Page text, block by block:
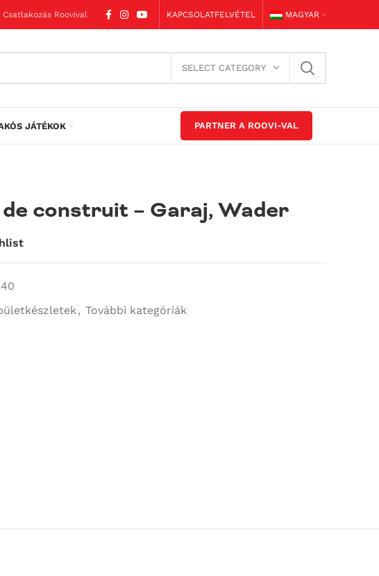
Csatlakozás Roovival KAPCSOLATFELVÉTEL MAGYAR
SELECT CATEGORY
JÁTÉKOK PARTNER A ROOVI-VAL
construit – Garaj, Wader
, További kategóriák